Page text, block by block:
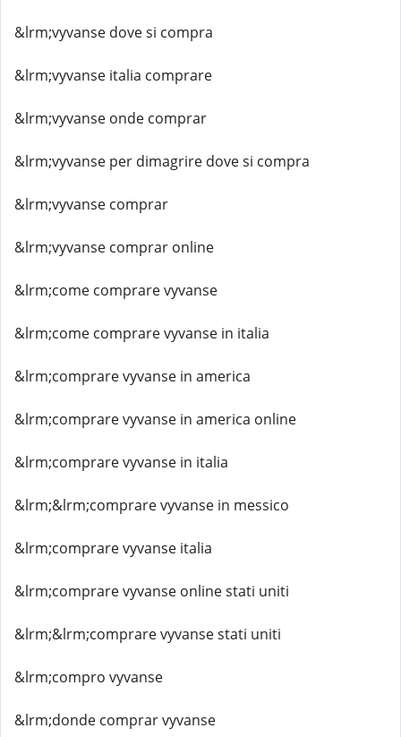
&lrm;vyvanse dove si compra
&lrm;vyvanse italia comprare
&lrm;vyvanse onde comprar
&lrm;vyvanse per dimagrire dove si compra
&lrm;vyvanse comprar
&lrm;vyvanse comprar online
&lrm;come comprare vyvanse
&lrm;come comprare vyvanse in italia
&lrm;comprare vyvanse in america
&lrm;comprare vyvanse in america online
&lrm;comprare vyvanse in italia
&lrm;&lrm;comprare vyvanse in messico
&lrm;comprare vyvanse italia
&lrm;comprare vyvanse online stati uniti
&lrm;&lrm;comprare vyvanse stati uniti
&lrm;compro vyvanse
&lrm;donde comprar vyvanse